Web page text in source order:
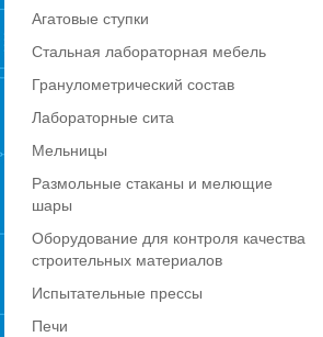
Агатовые ступки
Стальная лабораторная мебель
Гранулометрический состав
Лабораторные сита
Мельницы
Размольные стаканы и мелющие
шары
Оборудование для контроля качества
строительных материалов
Испытательные прессы
Печи